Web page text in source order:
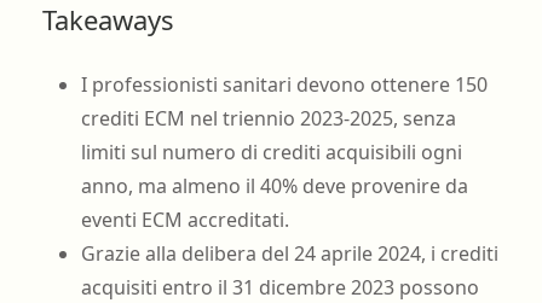
Takeaways
I professionisti sanitari devono ottenere 150
crediti ECM nel triennio 2023-2025, senza
limiti sul numero di crediti acquisibili ogni
anno, ma almeno il 40% deve provenire da
eventi ECM accreditati.
Grazie alla delibera del 24 aprile 2024, i crediti
acquisiti entro il 31 dicembre 2023 possono